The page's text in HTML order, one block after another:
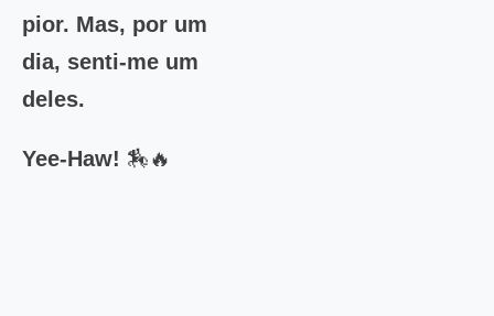
pior. Mas, por um
dia, senti-me um
deles.
Yee-Haw! 🏇🔥